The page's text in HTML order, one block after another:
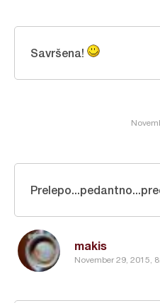
Savršena!
makis
November 29, 2015,